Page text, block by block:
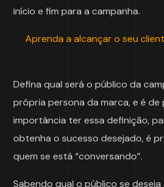
início e fim para a campanha.
Aprenda a alcançar o seu
Defina qual será o público da
própria persona da marca, e é de
importância ter essa definição,
obtenha o sucesso desejado, é
quem se está “conversando”.
Sabendo qual o público se